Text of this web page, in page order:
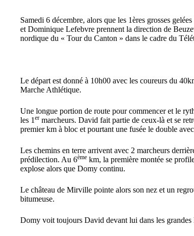
Samedi 6 décembre, alors que les 1ères grosses
et Dominique Lefebvre prennent la direction de
nordique du « Tour du Canton » dans le cadre du
Le départ est donné à 10h00 avec les coureurs du
Marche Athlétique.
Une longue portion de route pour commencer et le
les 1 er marcheurs. David fait partie de ceux-là et se
premier km à bloc et pourtant une fusée le double
Les chemins en terre arrivent avec 2 marcheurs
prédilection. Au 6ème km, la première montée se
explose alors que Domy continu.
Le château de Mirville pointe alors son nez et un
bitumeuse.
Domy voit toujours David devant lui dans les